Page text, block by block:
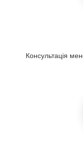
Консультація